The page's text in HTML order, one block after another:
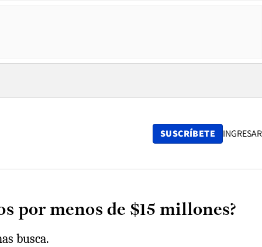
SUSCRÍBETE INGRESAR
por menos de $15 millones?
busca.